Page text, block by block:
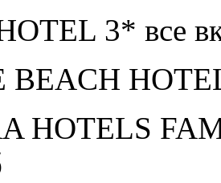
3* все
BEACH
HOTELS